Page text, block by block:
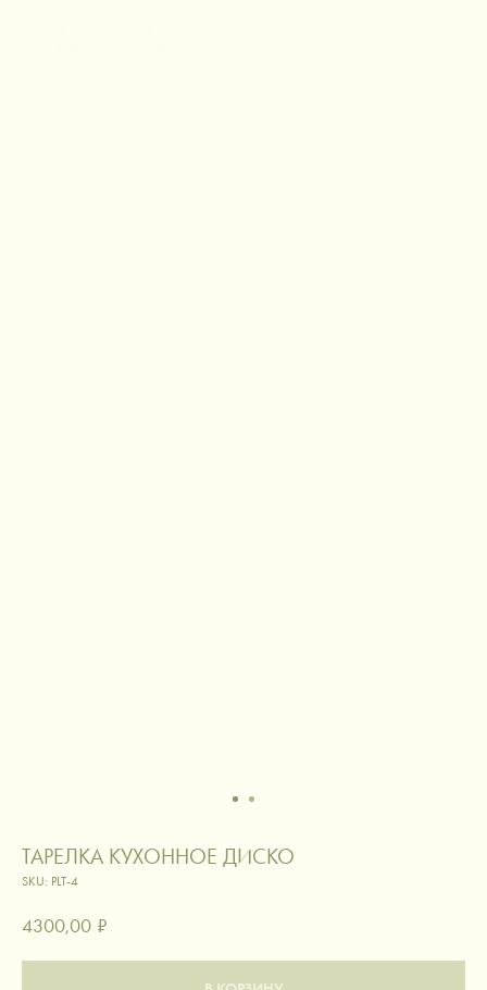
ТАРЕЛКА КУХОННОЕ ДИСКО
SKU: PLT-4
4300,00 ₽